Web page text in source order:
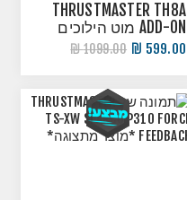
THRUSTMASTER TH8A
ADD-ON מוט הילוכים
*מוצר מתצוגה*
599.00 ₪
1099.00 ₪